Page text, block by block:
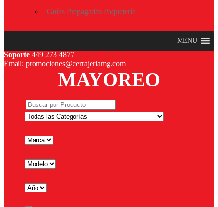
Guías Prepagadas Paquetería
MENU
Soporte 449 273 4877
Email: promociones@cerrajeriamg.com
MAYOREO